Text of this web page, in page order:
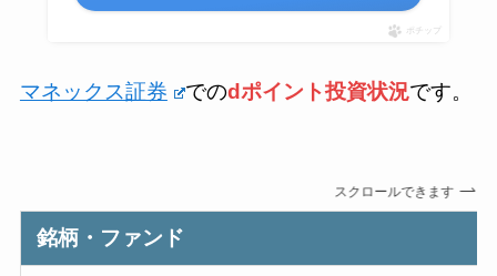
ポチップ
マネックス証券 でのdポイント投資状況です。
スクロールできます
銘柄・ファンド